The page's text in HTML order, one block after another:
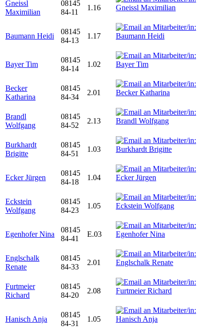
Gneissl
Maximilian
08145
84-11
1.16
Baumann Heidi
08145
84-13
1.17
Bayer Tim
08145
84-14
1.02
Becker
Katharina
08145
84-34
2.01
Brandl
Wolfgang
08145
84-52
2.13
Burkhardt
Brigitte
08145
84-51
1.03
Ecker Jürgen
08145
84-18
1.04
Eckstein
Wolfgang
08145
84-23
1.05
Egenhofer Nina
08145
84-41
E.03
Englschalk
Renate
08145
84-33
2.01
Furtmeier
Richard
08145
84-20
2.08
Hanisch Anja
08145
84-31
1.05